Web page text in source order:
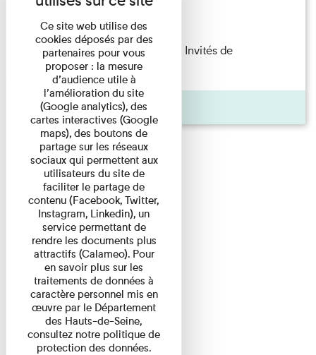
Lecture
Fanny Taillandier – Foudres Les Invités de
l’Imprimerie n°6 Lecture ...
Pages
Ce site web utilise des
cookies déposés par des
partenaires pour vous
proposer : la mesure
d’audience utile à
l’amélioration du site
(Google analytics), des
cartes interactives (Google
maps), des boutons de
partage sur les réseaux
sociaux qui permettent aux
utilisateurs du site de
faciliter le partage de
contenu (Facebook, Twitter,
Instagram, Linkedin), un
service permettant de
rendre les documents plus
attractifs (Calameo). Pour
en savoir plus sur les
traitements de données à
caractère personnel mis en
œuvre par le Département
des Hauts-de-Seine,
consultez notre politique de
protection des données.